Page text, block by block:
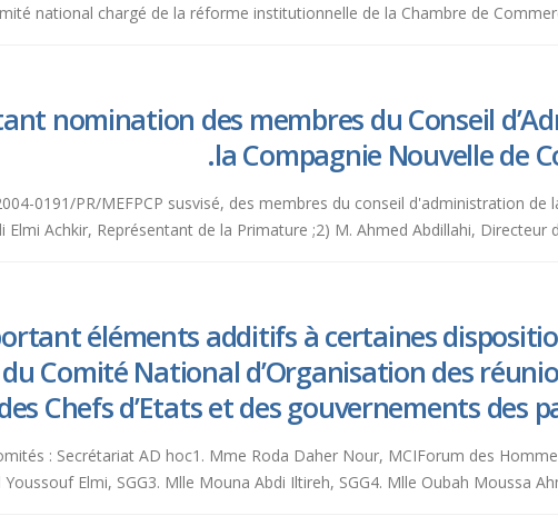
national chargé de la réforme institutionnelle de la Chambre de
nomination des membres du Conseil
la Compagnie Nouvelle de
0191/PR/MEFPCP susvisé, des membres du conseil d'administration de
Achkir, Représentant de la Primature ;2) M. Ahmed Abdillahi, Directeur
éléments additifs à certaines
Comité National d’Organisation des
Chefs d’Etats et des gouvernements des
: Secrétariat AD hoc1. Mme Roda Daher Nour, MCIForum des
Elmi, SGG3. Mlle Mouna Abdi Iltireh, SGG4. Mlle Oubah Moussa